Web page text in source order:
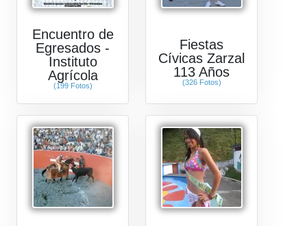
Encuentro de
Egresados -
Instituto
Agrícola
(199 Fotos)
Fiestas
Cívicas Zarzal
113 Años
(326 Fotos)